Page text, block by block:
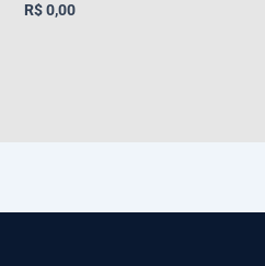
R$0,00